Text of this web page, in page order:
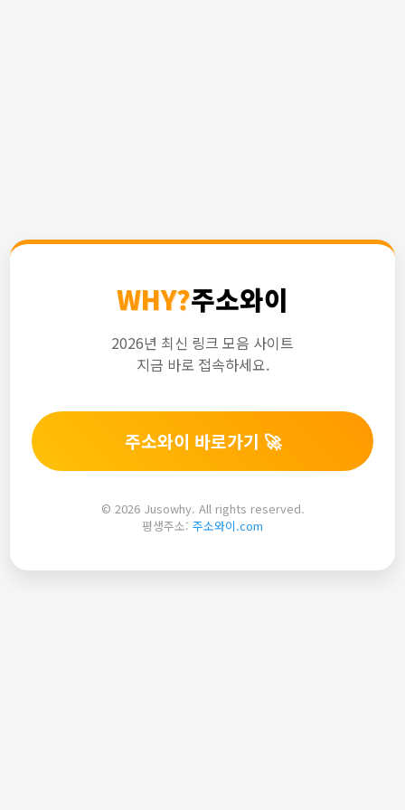
WHY?주소와이
2026년 최신 링크 모음 사이트
지금 바로 접속하세요.
주소와이 바로가기 🚀
© 2026 Jusowhy. All rights reserved.
평생주소: 주소와이.com